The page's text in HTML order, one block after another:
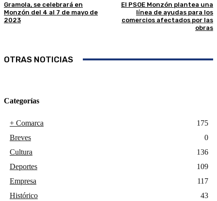
Gramola, se celebrará en
Monzón del 4 al 7 de mayo de
2023
El PSOE Monzón plantea una
línea de ayudas para los
comercios afectados por las
obras
OTRAS NOTICIAS
Categorías
+ Comarca
175
Breves
0
Cultura
136
Deportes
109
Empresa
117
Histórico
43